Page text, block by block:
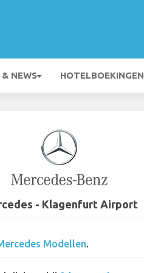
NEWS HOTELBOEKINGEN
- Klagenfurt Airport
Modellen.